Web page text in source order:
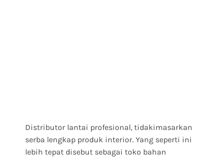
Distributor lantai profesional, tidakimasarkan
serba lengkap produk interior. Yang seperti ini
lebih tepat disebut sebagai toko bahan